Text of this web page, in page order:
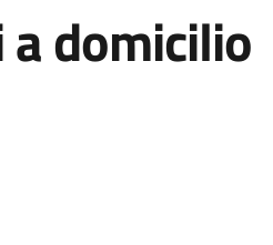
a domicilio